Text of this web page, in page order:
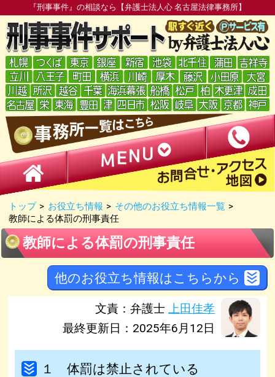
『刑事事件』の相談なら【弁護士法人心 名古屋法律事務所】
トップ > お役立ち情報 > その他のお役立ち情報一覧 >
教師による体罰の刑事責任
教師による体罰の刑事責任
他のお役立ち情報はこちらから
文責：弁護士上田佳孝
最終更新日：2025年6月12日
１ 体罰は禁止されている